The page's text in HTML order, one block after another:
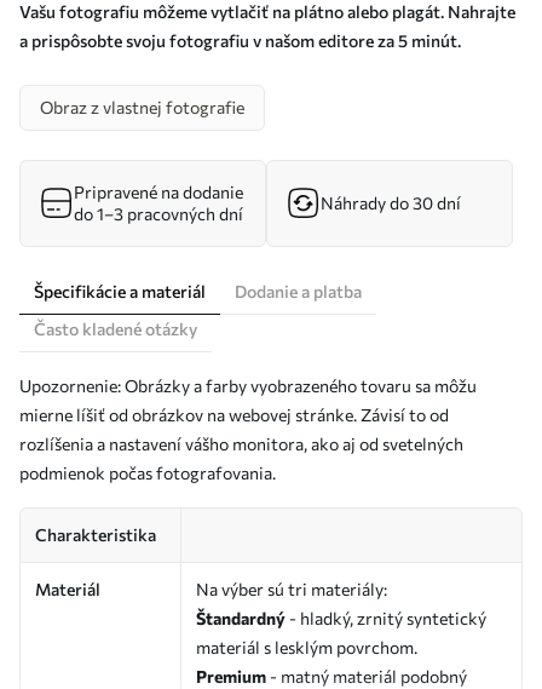
Vašu fotografiu môžeme vytlačiť na plátno alebo plagát. Nahrajte
a prispôsobte svoju fotografiu v našom editore za 5 minút.
Obraz z vlastnej fotografie
Pripravené na dodanie
do 1–3 pracovných dní
Náhrady do 30 dní
Špecifikácie a materiál
Dodanie a platba
Často kladené otázky
Upozornenie: Obrázky a farby vyobrazeného tovaru sa môžu
mierne líšiť od obrázkov na webovej stránke. Závisí to od
rozlíšenia a nastavení vášho monitora, ako aj od svetelných
podmienok počas fotografovania.
Charakteristika
Materiál
Na výber sú tri materiály:
Štandardný - hladký, zrnitý syntetický
materiál s lesklým povrchom.
Premium - matný materiál podobný